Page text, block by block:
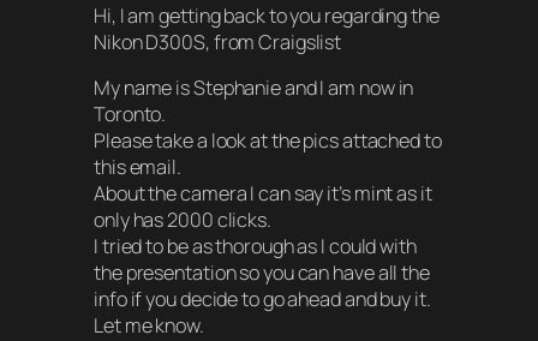
Hi, I am getting back to you regarding the
Nikon D300S, from Craigslist
My name is Stephanie and I am now in
Toronto.
Please take a look at the pics attached to
this email.
About the camera I can say it’s mint as it
only has 2000 clicks.
I tried to be as thorough as I could with
the presentation so you can have all the
info if you decide to go ahead and buy it.
Let me know.